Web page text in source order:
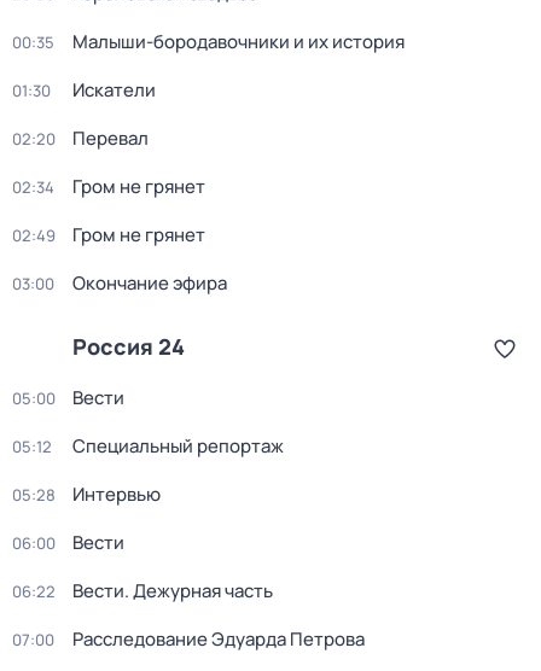
00:35 Малыши-бородавочники и их история
01:30 Искатели
02:20 Перевал
02:34 Гром не грянет
02:49 Гром не грянет
03:00 Окончание эфира
Россия 24
05:00 Вести
05:12 Специальный репортаж
05:28 Интервью
06:00 Вести
06:22 Вести. Дежурная часть
07:00 Расследование Эдуарда Петрова